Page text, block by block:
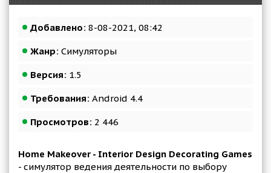
Добавлено: 8-08-2021, 08:42
Жанр: Симуляторы
Версия: 1.5
Требования: Android 4.4
Просмотров: 2 446
Home Makeover - Interior Design Decorating Games
- симулятор ведения деятельности по выбору